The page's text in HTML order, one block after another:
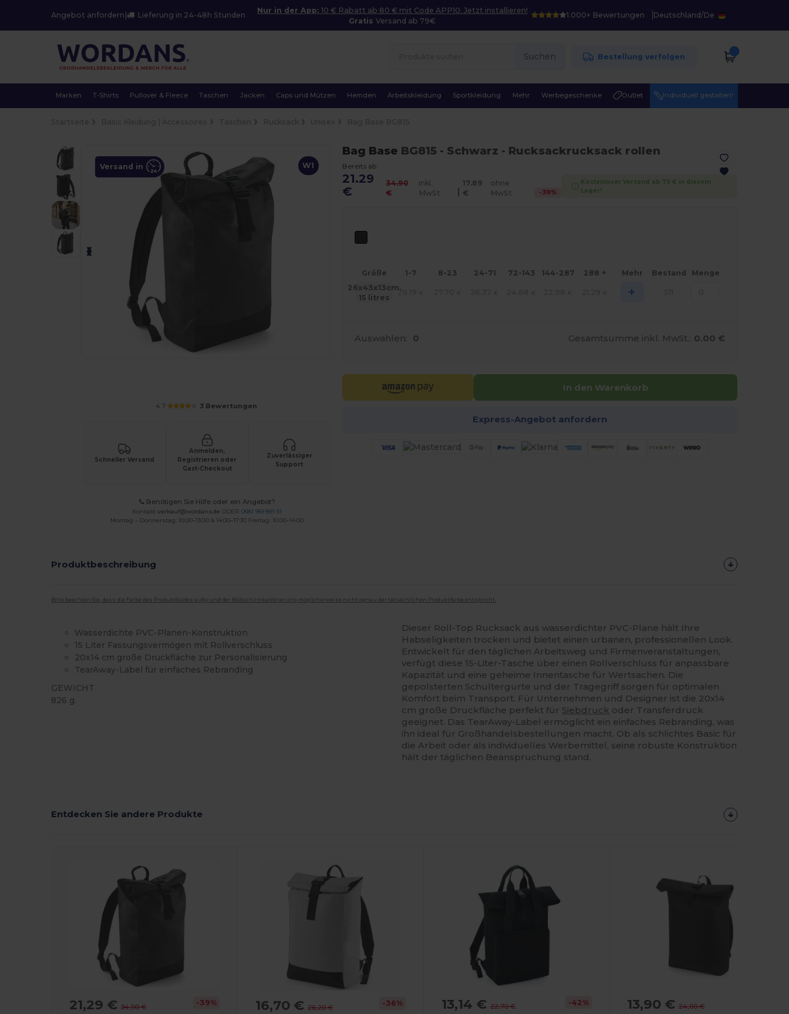
Angebot anfordern Lieferung in 24-48h Stunden
Nur in der App: 10 € Rabatt ab 80 € mit Code APP10. Jetzt installieren!
GratisVersand ab 79€
1.000+ Bewertungen Deutschland/De
Suchen Bestellung verfolgen
Marken T-Shirts Pullover & Fleece Taschen Jacken Caps und Mützen Hemden Arbeitskleidung Sportkleidung Mehr Werbegeschenke Outlet Individuell gestalten!
W1
Versand in
4.7 3 Bewertungen
Schneller Versand
Anmelden,
Registrieren oder
Gast-Checkout
Zuverlässiger
Support
Benötigen Sie Hilfe oder ein Angebot?
Kontaktverkauf@wordans.de ODER0681 969 891 51
Montag – Donnerstag: 10:00–13:00 & 14:00–17:30 Freitag: 10:00–14:00
Bag Base BG815 - Schwarz - Rucksackrucksack rollen
Bereits ab
21.29
€
34.90
€
inkl.
MwSt
|
17.89
€
ohne
MwSt
-39%
Kostenloser Versand ab 79 € in diesem
Lager!
Größe 1-7 8-23 24-71 72-143 144-287 288 + Mehr Bestand
Menge
26x43x13cm.
15 litres
29.19 +
Auswahlen: 0 Gesamtsumme inkl. MwSt.: 0.00 €
In den Warenkorb
Express-Angebot anfordern
Produktbeschreibung
Bitte beachten Sie, dass die Farbe des Produktbildes aufgrund der Bildschirmkalibrierung möglicherweise nicht genau der tatsächlichen Produktfarbe entspricht.
Wasserdichte PVC-Planen-Konstruktion
15 Liter Fassungsvermögen mit Rollverschluss
20x14 cm große Druckfläche zur Personalisierung
TearAway-Label für einfaches Rebranding
GEWICHT
826 g.
Dieser Roll-Top Rucksack aus wasserdichter PVC-Plane hält Ihre
Habseligkeiten trocken und bietet einen urbanen, professionellen Look.
Entwickelt für den täglichen Arbeitsweg und Firmenveranstaltungen,
verfügt diese 15-Liter-Tasche über einen Rollverschluss für anpassbare
Kapazität und eine geheime Innentasche für Wertsachen. Die
gepolsterten Schultergurte und der Tragegriff sorgen für optimalen
Komfort beim Transport. Für Unternehmen und Designer ist die 20x14
cm große Druckfläche perfekt für Siebdruck oder Transferdruck
geeignet. Das TearAway-Label ermöglicht ein einfaches Rebranding, was
ihn ideal für Großhandelsbestellungen macht. Ob als schlichtes Basic für
die Arbeit oder als individuelles Werbemittel, seine robuste Konstruktion
hält der täglichen Beanspruchung stand.
Entdecken Sie andere Produkte
21,29 €34,90 € -39% 16,70 € 26,20 € -36% 13,14 € 22,70 € -42% 13,90 €24,00 €